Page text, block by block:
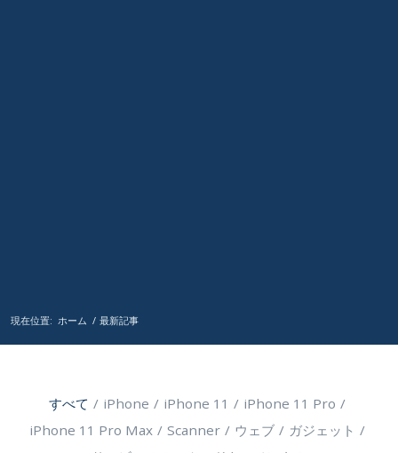
現在位置: ホーム / 最新記事
すべて / iPhone / iPhone 11 / iPhone 11 Pro /
iPhone 11 Pro Max / Scanner / ウェブ / ガジェット /